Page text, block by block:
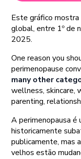
Este gráfico
global, entre 1º de
2025.
One reason you
perimenopause
many other
wellness, skincare,
parenting,
A perimenopausa é
historicamente
publicamente, mas
velhos estão